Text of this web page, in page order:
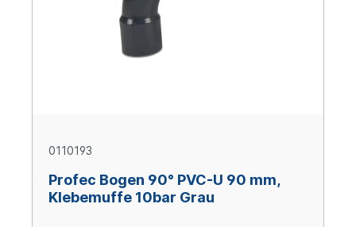
0110193
Profec Bogen 90° PVC-U 90 mm,
Klebemuffe 10bar Grau